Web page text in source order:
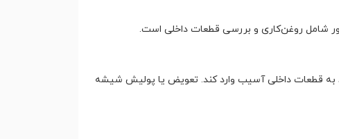
شامل روغن‌کاری و بررسی قطعات داخلی است.
قطعات داخلی آسیب وارد کند. تعویض یا پولیش شیشه